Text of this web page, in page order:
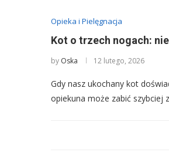
Opieka i Pielęgnacja
Kot o trzech nogach:
by Oska 12 lutego, 2026
Gdy nasz ukochany kot
opiekuna może zabić szybciej